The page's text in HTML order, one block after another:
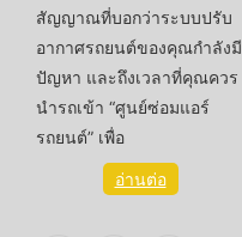
สัญญาณที่บอกว่าระบบปรับ
อากาศรถยนต์ของคุณกำลังมี
ปัญหา และถึงเวลาที่คุณควร
นำรถเข้า “ศูนย์ซ่อมแอร์
รถยนต์” เพื่อ
อ่านต่อ